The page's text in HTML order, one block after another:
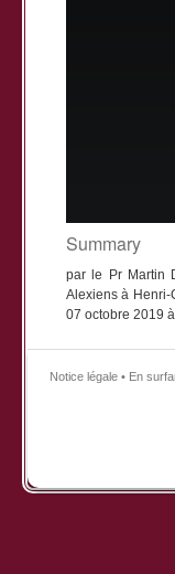
Summary
par le Pr Martin
Alexiens à Henri-
07 octobre 2019
Notice légale • En